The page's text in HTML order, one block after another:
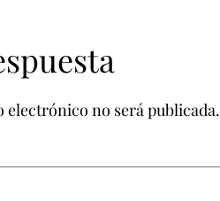
electrónico no será publicada.